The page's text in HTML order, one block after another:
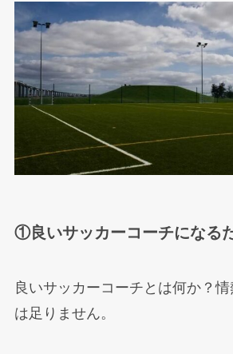
①良いサッカーコーチになる
良いサッカーコーチとは何か？
は足りません。